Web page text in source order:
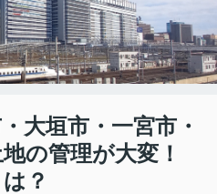
大垣市・一宮市・
の管理が大変！
？